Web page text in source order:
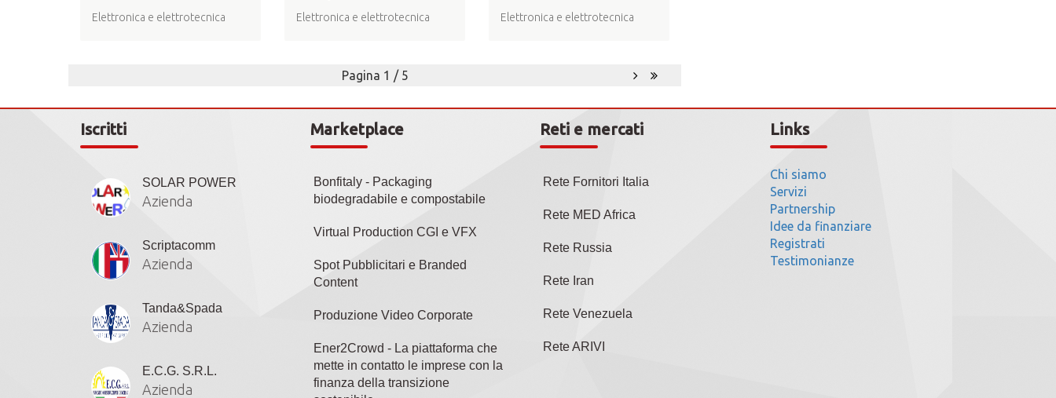
Elettronica e elettrotecnica Elettronica e elettrotecnica Elettronica e elettrotecnica
Pagina 1 / 5
Iscritti
SOLAR POWER
Azienda
Scriptacomm
Azienda
Tanda&Spada
Azienda
E.C.G. S.R.L.
Azienda
Marketplace
Bonfitaly - Packaging
biodegradabile e compostabile
Virtual Production CGI e VFX
Spot Pubblicitari e Branded
Content
Produzione Video Corporate
Ener2Crowd - La piattaforma che
mette in contatto le imprese con la
finanza della transizione
Reti e mercati
Rete Fornitori Italia
Rete MED Africa
Rete Russia
Rete Iran
Rete Venezuela
Rete ARIVI
Links
Chi siamo
Servizi
Partnership
Idee da finanziare
Registrati
Testimonianze